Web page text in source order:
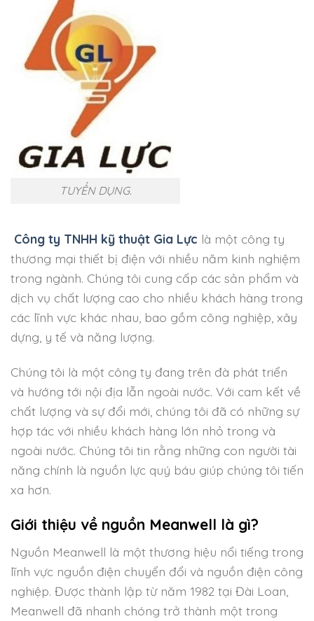
TUYỂN DỤNG.
Công ty TNHH kỹ thuật Gia Lực là một công ty
thương mại thiết bị điện với nhiều năm kinh nghiệm
trong ngành. Chúng tôi cung cấp các sản phẩm và
dịch vụ chất lượng cao cho nhiều khách hàng trong
các lĩnh vực khác nhau, bao gồm công nghiệp, xây
dựng, y tế và năng lượng.
Chúng tôi là một công ty đang trên đà phát triển
và hướng tới nội địa lẫn ngoài nước. Với cam kết về
chất lượng và sự đổi mới, chúng tôi đã có những sự
hợp tác với nhiều khách hàng lớn nhỏ trong và
ngoài nước. Chúng tôi tin rằng những con người tài
năng chính là nguồn lực quý báu giúp chúng tôi tiến
xa hơn.
Giới thiệu về nguồn Meanwell là gì?
Nguồn Meanwell là một thương hiệu nổi tiếng trong
lĩnh vực nguồn điện chuyển đổi và nguồn điện công
nghiệp. Được thành lập từ năm 1982 tại Đài Loan,
Meanwell đã nhanh chóng trở thành một trong